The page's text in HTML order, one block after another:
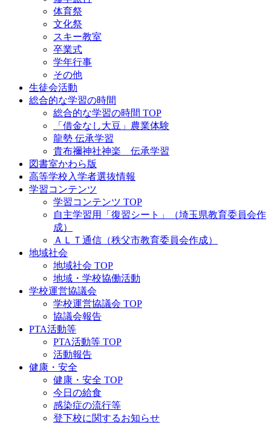
体育祭
文化祭
スキー教室
卒業式
学年行事
その他
生徒会活動
総合的な学習の時間
総合的な学習の時間 TOP
「借金なし大豆」農業体験
龍勢 伝承学習
貴布禰神社神楽 伝承学習
図書室かわら版
高等学校入学者選抜情報
学習コンテンツ
学習コンテンツ TOP
自主学習用「復習シート」（埼玉県教育委員会作
成）
ＡＬＴ通信（秩父市教育委員会作成）
地域社会
地域社会 TOP
地域・学校協働活動
学校運営協議会
学校運営協議会 TOP
協議会報告
PTA活動等
PTA活動等 TOP
活動報告
健康・安全
健康・安全 TOP
今日の給食
感染症の流行等
登下校に関するお知らせ